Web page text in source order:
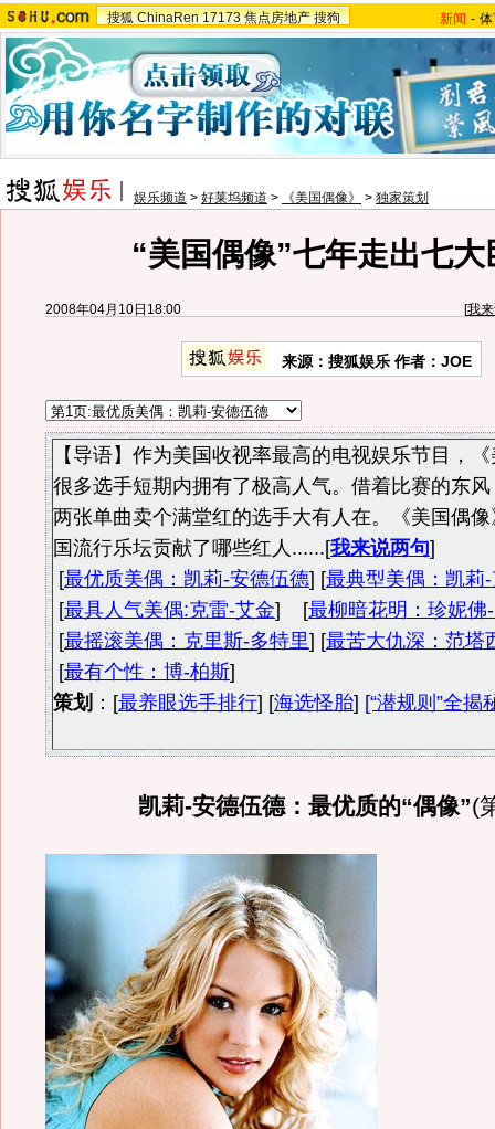
搜狐 ChinaRen 17173 焦点房地产 搜狗 新闻 -
娱乐频道 > 好莱坞频道 > 《美国偶像》 > 独家策划
“美国偶像”七年走出七大
2008年04月10日18:00 [我
来源：搜狐娱乐 作者：JOE
【导语】作为美国收视率最高的电视娱乐节目，
很多选手短期内拥有了极高人气。借着比赛的东
两张单曲卖个满堂红的选手大有人在。《美国偶
国流行乐坛贡献了哪些红人......[我来说两句]
[最优质美偶：凯莉-安德伍德] [最典型美偶：凯莉
[最具人气美偶:克雷-艾金] [最柳暗花明：珍妮佛
[最摇滚美偶：克里斯-多特里] [最苦大仇深：范塔
[最有个性：博-柏斯]
策划 ：[最养眼选手排行] [海选怪胎] [“潜规则”全揭
凯莉-安德伍德：最优质的“偶像”(